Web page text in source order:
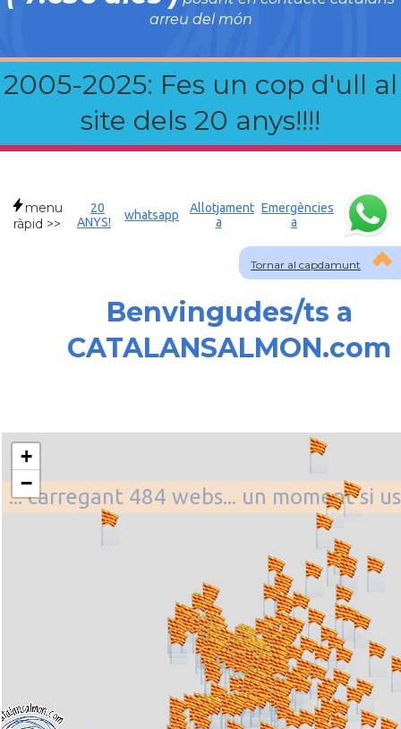
arreu del món
2005-2025: Fes un cop d'ull al
site dels 20 anys!!!!
Tornar al capdamunt
menu
ràpid >>
20
ANYS!
whatsapp
Allotjament
a
Emergències
a
Benvingudes/ts a
CATALANSALMON.com
... carregant 484 webs... un moment si
+
−